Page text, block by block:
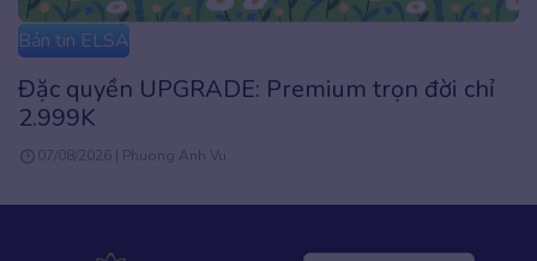
Bản tin ELSA
Đặc quyền UPGRADE: Premium trọn đời chỉ
2.999K
07/08/2026 | Phuong Anh Vu